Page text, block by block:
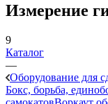
Измерение
9
Каталог
—
Оборудование для
Бокс, борьба,